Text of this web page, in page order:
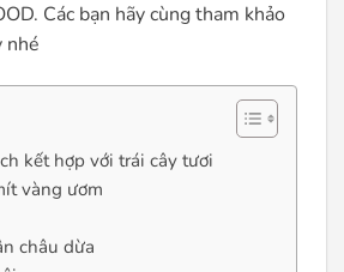
Các bạn hãy cùng tham khảo
nhé
kết hợp với trái cây tươi
vàng ươm
châu dừa